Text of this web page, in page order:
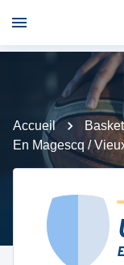
Accueil Basket
En Magescq /